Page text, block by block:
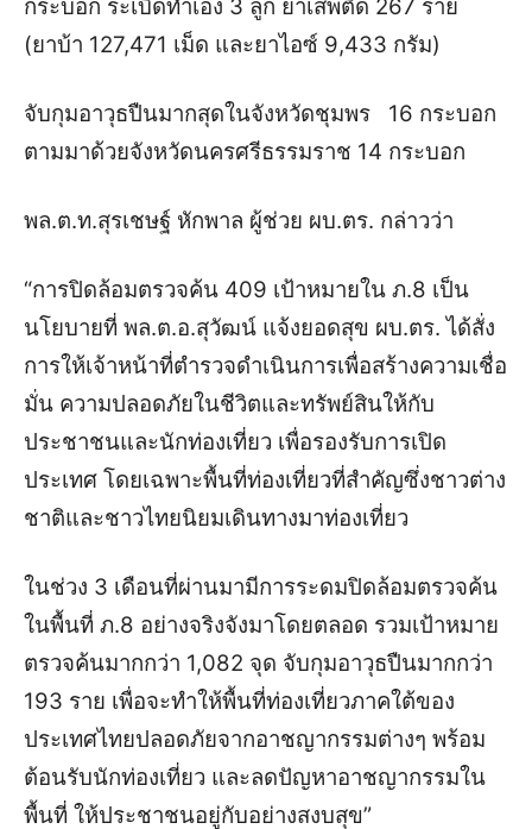
กระบอก ระเบิดทำเอง 3 ลูก ยาเสพติด 267 ราย
(ยาบ้า 127,471 เม็ด และยาไอซ์ 9,433 กรัม)
จับกุมอาวุธปืนมากสุดในจังหวัดชุมพร 16 กระบอก
ตามมาด้วยจังหวัดนครศรีธรรมราช 14 กระบอก
พล.ต.ท.สุรเชษฐ์ หักพาล ผู้ช่วย ผบ.ตร. กล่าวว่า
“การปิดล้อมตรวจค้น 409 เป้าหมายใน ภ.8 เป็น
นโยบายที่ พล.ต.อ.สุวัฒน์ แจ้งยอดสุข ผบ.ตร. ได้สั่ง
การให้เจ้าหน้าที่ตำรวจดำเนินการเพื่อสร้างความเชื่อ
มั่น ความปลอดภัยในชีวิตและทรัพย์สินให้กับ
ประชาชนและนักท่องเที่ยว เพื่อรองรับการเปิด
ประเทศ โดยเฉพาะพื้นที่ท่องเที่ยวที่สำคัญซึ่งชาวต่าง
ชาติและชาวไทยนิยมเดินทางมาท่องเที่ยว
ในช่วง 3 เดือนที่ผ่านมามีการระดมปิดล้อมตรวจค้น
ในพื้นที่ ภ.8 อย่างจริงจังมาโดยตลอด รวมเป้าหมาย
ตรวจค้นมากกว่า 1,082 จุด จับกุมอาวุธปืนมากกว่า
193 ราย เพื่อจะทำให้พื้นที่ท่องเที่ยวภาคใต้ของ
ประเทศไทยปลอดภัยจากอาชญากรรมต่างๆ พร้อม
ต้อนรับนักท่องเที่ยว และลดปัญหาอาชญากรรมใน
พื้นที่ ให้ประชาชนอยู่กับอย่างสงบสุข”